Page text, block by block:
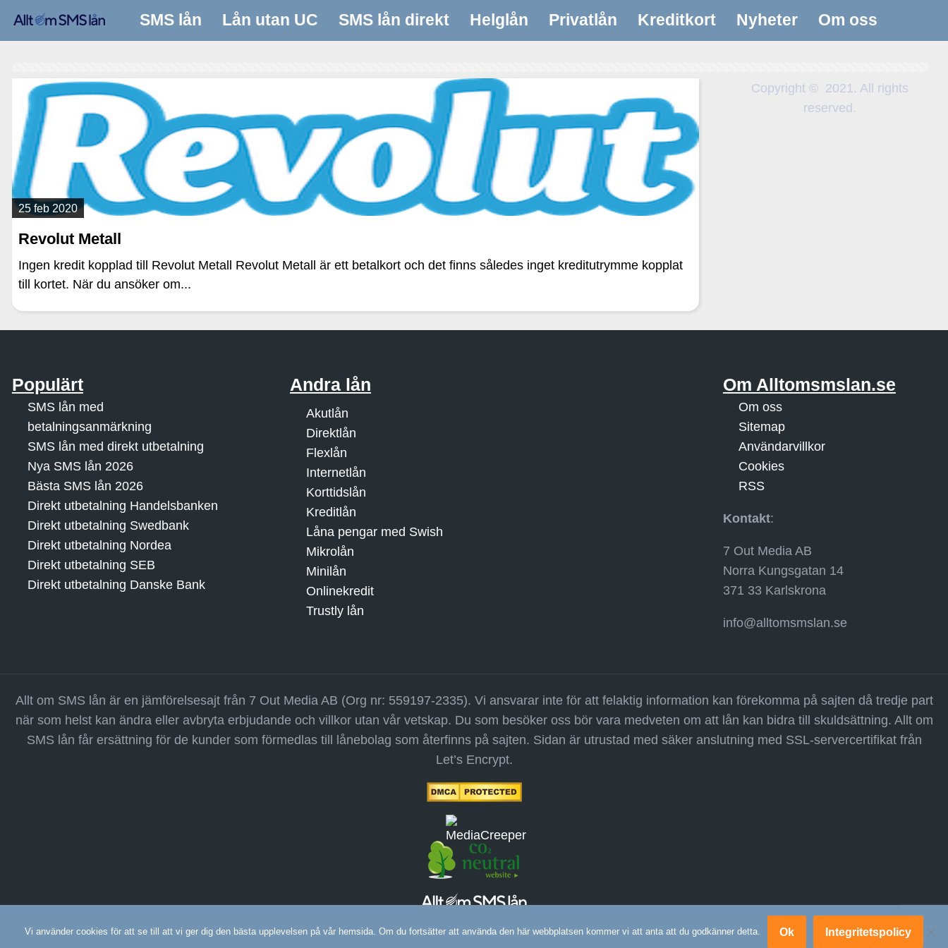
SMS lån Lån utan UC SMS lån direkt Helglån Privatlån Kreditkort Nyheter Om oss
25 feb 2020
Revolut Metall
Ingen kredit kopplad till Revolut Metall Revolut Metall är ett betalkort och det finns således inget kreditutrymme kopplat
till kortet. När du ansöker om...
Copyright © 2021. All rights
reserved.
Populärt
SMS lån med
betalningsanmärkning
SMS lån med direkt utbetalning
Nya SMS lån 2026
Bästa SMS lån 2026
Direkt utbetalning Handelsbanken
Direkt utbetalning Swedbank
Direkt utbetalning Nordea
Direkt utbetalning SEB
Direkt utbetalning Danske Bank
Andra lån
Akutlån
Direktlån
Flexlån
Internetlån
Korttidslån
Kreditlån
Låna pengar med Swish
Mikrolån
Minilån
Onlinekredit
Trustly lån
Om Alltomsmslan.se
Om oss
Sitemap
Användarvillkor
Cookies
RSS
Kontakt:
7 Out Media AB
Norra Kungsgatan 14
371 33 Karlskrona
info@alltomsmslan.se
Allt om SMS lån är en jämförelsesajt från 7 Out Media AB (Org nr: 559197-2335). Vi ansvarar inte för att felaktig information kan förekomma på sajten då tredje part
när som helst kan ändra eller avbryta erbjudande och villkor utan vår vetskap. Du som besöker oss bör vara medveten om att lån kan bidra till skuldsättning. Allt om
SMS lån får ersättning för de kunder som förmedlas till lånebolag som återfinns på sajten. Sidan är utrustad med säker anslutning med SSL-servercertifikat från
Let’s Encrypt.
© 2006-2026 Allt om SMS lån
Vi använder cookies för att se till att vi ger dig den bästa upplevelsen på vår hemsida. Om du fortsätter att använda den här webbplatsen kommer vi att anta att du godkänner detta. Ok Integritetspolicy